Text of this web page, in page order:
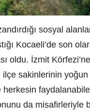
sosyal
Kocaeli’de son
oldu. İzmit
sakinlerinin
herkesin
da misafirleriyle